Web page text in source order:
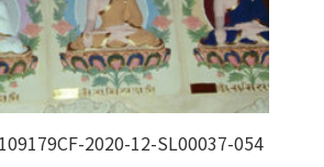
2020-12-SL00037-054